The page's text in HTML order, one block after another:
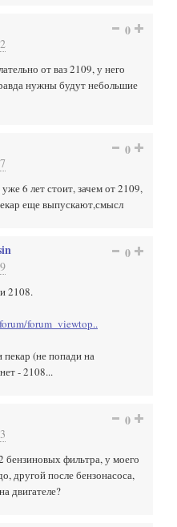
0
от ваз 2109, у него
нужны будут небольшие
0
6 лет стоит, зачем от 2109,
еще выпускают,смысл
0
2108.
forum_viewtop..
пекар (не попади на
- 2108...
0
бензиновых фильтра, у моего
другой после бензонасоса,
двигателе?